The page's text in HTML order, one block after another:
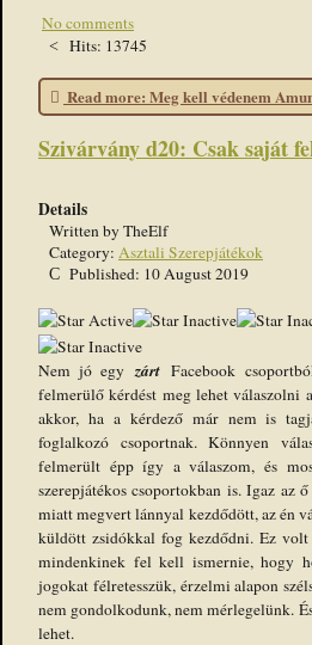
No comments
Hits: 13745
Read more: Meg kell védenem
Szivárvány d20: Csak saját
Details
Written byTheElf
Category: Asztali Szerepjátékok
Published: 10 August 2019
User
Rating:1/5
Nem jó egyzártFacebook
felmerülő kérdést meg lehet válaszolni
akkor, ha a kérdező már nem is
foglalkozó csoportnak. Könnyen
felmerült épp így a válaszom, és
szerepjátékos csoportokban is. Igaz az
miatt megvert lánnyal kezdődött, az én
küldött zsidókkal fog kezdődni. Ez
mindenkinek fel kell ismernie, hogy
jogokat félretesszük, érzelmi alapon
nem gondolkodunk, nem mérlegelünk.
lehet.